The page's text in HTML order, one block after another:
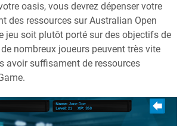
oasis, vous devrez dépenser votre
des ressources sur Australian Open
jeu soit plutôt porté sur des objectifs de
nombreux joueurs peuvent très vite
avoir suffisament de ressources